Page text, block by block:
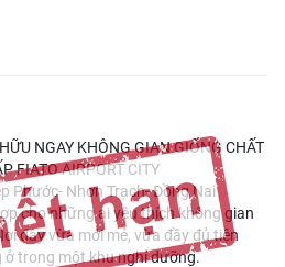
NGAY KHÔNG GIAN GIỐNG CHẤT
FIATO AIRPORT CITY
Phước- Nhơn Trạch- Đồng Nai
cho những ai yêu thích không gian
đây vừa mới mẻ, vừa đầy đủ tiện
ở trong một khu nghỉ dưỡng.